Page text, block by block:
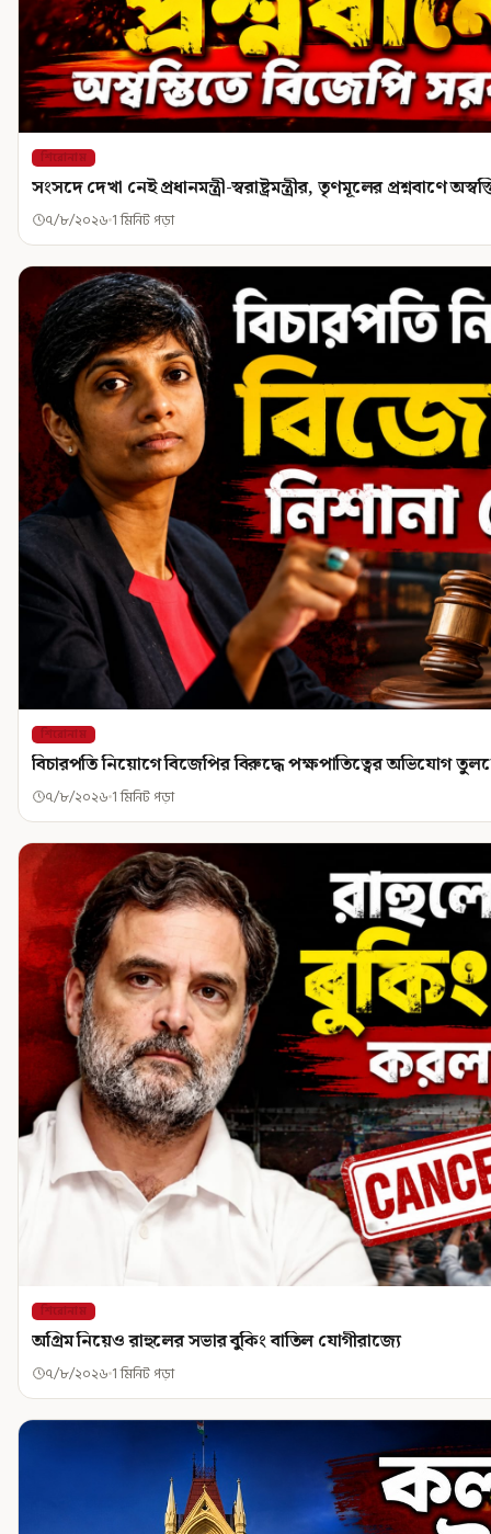
শিরোনাম
সংসদে দেখা নেই প্রধানমন্ত্রী-স্বরাষ্ট্রমন্ত্রীর, তৃণমূলের প্রশ্নবাণে
৭/৮/২০২৬ 1 মিনিট পড়া
শিরোনাম
বিচারপতি নিয়োগে বিজেপির বিরুদ্ধে পক্ষপাতিত্বের অভিযোগ
৭/৮/২০২৬ 1 মিনিট পড়া
শিরোনাম
অগ্রিম নিয়েও রাহুলের সভার বুকিং বাতিল যোগীরাজ্যে
৭/৮/২০২৬ 1 মিনিট পড়া